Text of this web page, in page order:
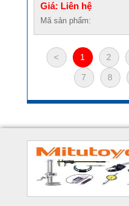
Giá: Liên hệ
Mã sản phẩm:
< 1 2
7 8